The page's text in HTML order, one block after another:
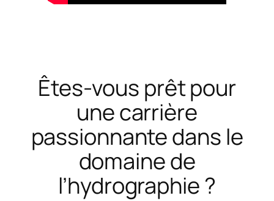
Êtes-vous prêt pour
une carrière
passionnante dans le
domaine de
l’hydrographie ?